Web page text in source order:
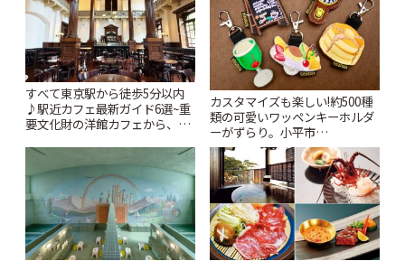
すべて東京駅から徒歩5分以内
♪駅近カフェ最新ガイド6選~重
要文化財の洋館カフェから、改
りっぷ
カスタマイズも楽しい!約500種
類の可愛いワッペンキーホルダ
ーがずらり。小平市
「Kimamaya T&K」 | ことりっ
ぷ